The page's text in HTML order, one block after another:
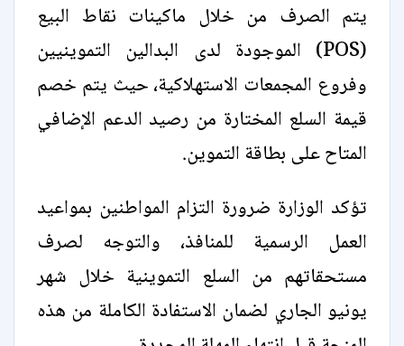
يتم الصرف من خلال ماكينات نقاط البيع
(POS) الموجودة لدى البدالين التموينيين
وفروع المجمعات الاستهلاكية، حيث يتم خصم
قيمة السلع المختارة من رصيد الدعم الإضافي
المتاح على بطاقة التموين.
تؤكد الوزارة ضرورة التزام المواطنين بمواعيد
العمل الرسمية للمنافذ، والتوجه لصرف
مستحقاتهم من السلع التموينية خلال شهر
يونيو الجاري لضمان الاستفادة الكاملة من هذه